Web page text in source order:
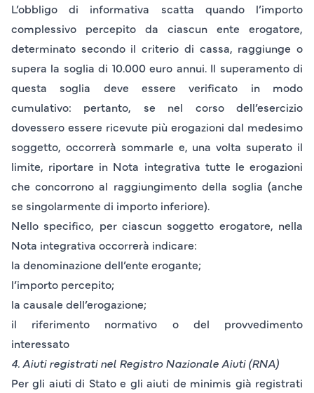
L’obbligo di informativa scatta quando l’importo
complessivo percepito da ciascun ente erogatore,
determinato secondo ilcriterio di cassa, raggiunge o
supera la soglia di 10.000 euro annui. Il superamento di
questa soglia deve essere verificato in modo
cumulativo: pertanto, se nel corso dell’esercizio
dovessero essere ricevute più erogazioni dal medesimo
soggetto, occorrerà sommarle e, una volta superato il
limite, riportare in Nota integrativa tutte le erogazioni
che concorrono al raggiungimento della soglia (anche
se singolarmente di importo inferiore).
Nello specifico, per ciascun soggetto erogatore, nella
Nota integrativa occorrerà indicare:
la denominazione dell’ente erogante;
l’importo percepito;
la causale dell’erogazione;
il riferimento normativo o del provvedimento
interessato
4. Aiuti registrati nel Registro Nazionale Aiuti (RNA)
Per gli aiuti di Statoe gliaiuti de minimis già registrati